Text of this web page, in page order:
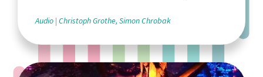
Audio Christoph Grothe, Simon Chrobak